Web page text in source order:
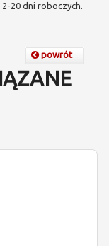
20 dni roboczych.
powrót